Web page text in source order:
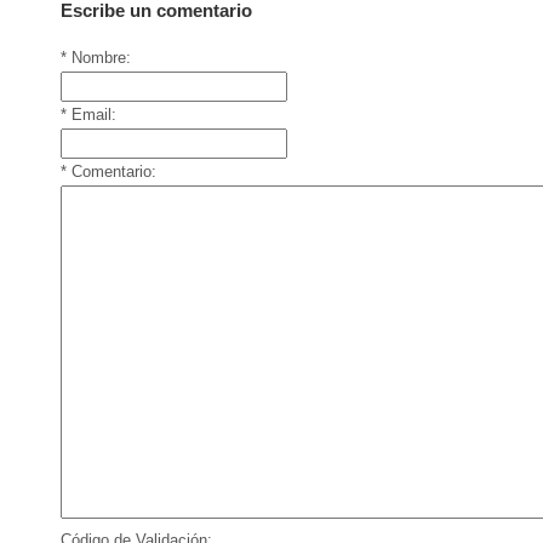
Escribe un comentario
* Nombre:
* Email:
* Comentario: